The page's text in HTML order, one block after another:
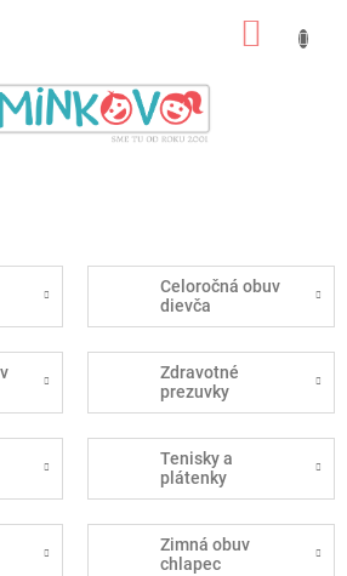
Celoročná obuv
dievča
Zdravotné
prezuvky
Tenisky a
plátenky
Zimná obuv
chlapec